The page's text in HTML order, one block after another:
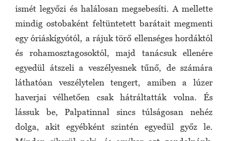
ismét legyőzi és halálosan megsebesíti. A mellette
mindig ostobaként feltüntetett barátait megmenti
egy óriáskígyótól, a rájuk törő ellenséges hordáktól
és rohamosztagosoktól, majd tanácsuk ellenére
egyedül átszeli a veszélyesnek tűnő, de számára
láthatóan veszélytelen tengert, amiben a lúzer
haverjai vélhetően csak hátráltatták volna. És
lássuk be, Palpatinnal sincs túlságosan nehéz
dolga, akit egyébként szintén egyedül győz le.